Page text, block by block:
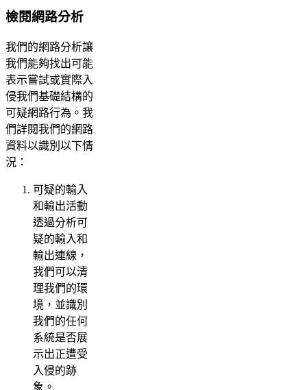
檢閱網路分析
我們的網路分析讓
我們能夠找出可能
表示嘗試或實際入
侵我們基礎結構的
可疑網路行為。我
們詳閱我們的網路
資料以識別以下情
況：
可疑的輸入
和輸出活動
透過分析可
疑的輸入和
輸出連線，
我們可以清
理我們的環
境，並識別
我們的任何
系統是否展
示出正遭受
入侵的跡
象。